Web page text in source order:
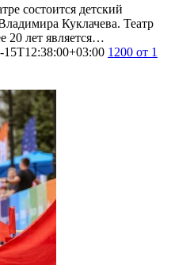
состоится детский
Куклачева. Театр
20 лет является…
15T12:38:00+03:00 1200 от 1